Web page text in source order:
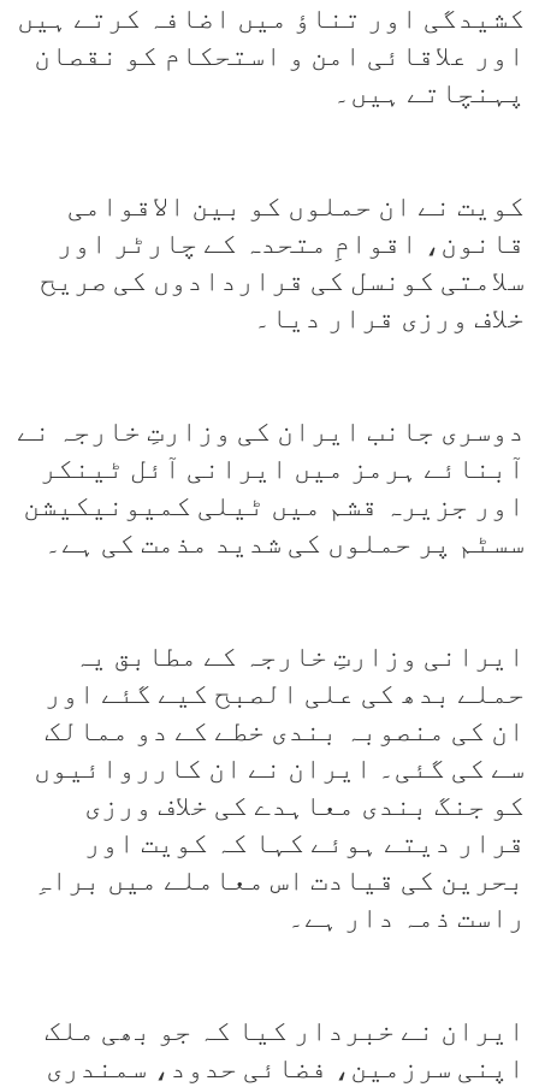
کشیدگی اور تناؤ میں اضافہ کرتے ہیں
اور علاقائی امن و استحکام کو نقصان
پہنچاتے ہیں۔
کویت نے ان حملوں کو بین الاقوامی
قانون، اقوامِ متحدہ کے چارٹر اور
سلامتی کونسل کی قراردادوں کی صریح
خلاف ورزی قرار دیا۔
دوسری جانب ایران کی وزارتِ خارجہ نے
آبنائے ہرمز میں ایرانی آئل ٹینکر
اور جزیرہ قشم میں ٹیلی کمیونیکیشن
سسٹم پر حملوں کی شدید مذمت کی ہے۔
ایرانی وزارتِ خارجہ کے مطابق یہ
حملے بدھ کی علی الصبح کیے گئے اور
ان کی منصوبہ بندی خطے کے دو ممالک
سے کی گئی۔ ایران نے ان کارروائیوں
کو جنگ بندی معاہدے کی خلاف ورزی
قرار دیتے ہوئے کہا کہ کویت اور
بحرین کی قیادت اس معاملے میں براہِ
راست ذمہ دار ہے۔
ایران نے خبردار کیا کہ جو بھی ملک
اپنی سرزمین، فضائی حدود، سمندری